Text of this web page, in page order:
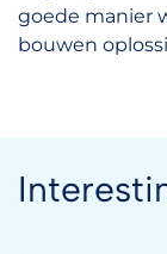
goede manier
bouwen